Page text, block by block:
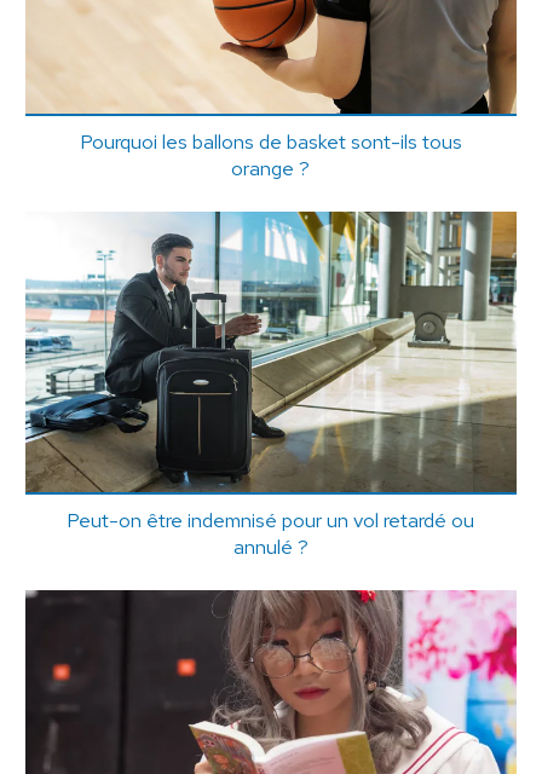
Pourquoi les ballons de basket sont-ils tous
orange ?
Peut-on être indemnisé pour un vol retardé ou
annulé ?